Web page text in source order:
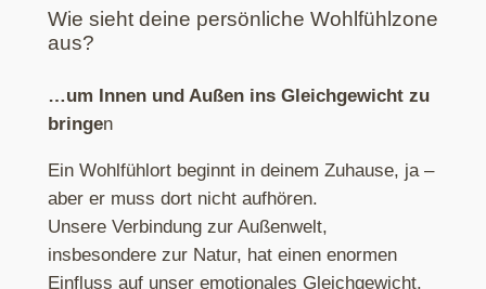
Wie sieht deine persönliche Wohlfühlzone
aus?
…um Innen und Außen ins Gleichgewicht zu
bringen
Ein Wohlfühlort beginnt in deinem Zuhause, ja –
aber er muss dort nicht aufhören.
Unsere Verbindung zur Außenwelt,
insbesondere zur Natur, hat einen enormen
Einfluss auf unser emotionales Gleichgewicht.